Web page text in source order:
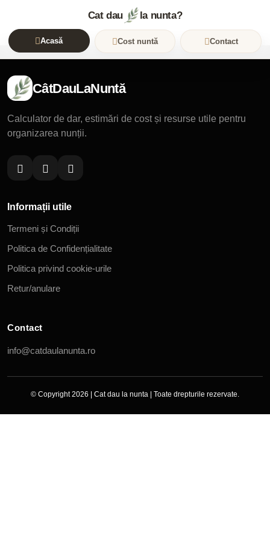
Cat dau la nunta?
Acasă Cost nuntă Contact
CâtDauLaNuntă
Calculator de dar, estimări de cost și resurse utile pentru
organizarea nunții.
Informații utile
Termeni și Condiții
Politica de Confidențialitate
Politica privind cookie-urile
Retur/anulare
Contact
info@catdaulanunta.ro
© Copyright 2026 | Cat dau la nunta | Toate drepturile rezervate.